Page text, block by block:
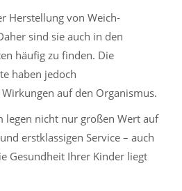
Herstellung von Weich-
sind sie auch in den
häufig zu finden. Die
haben jedoch
auf den Organismus.
nicht nur großen Wert auf
erstklassigen Service – auch
Gesundheit Ihrer Kinder liegt